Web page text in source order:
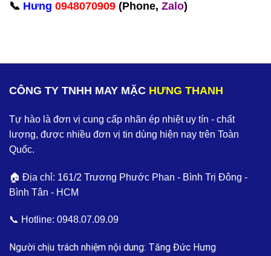
‪📞 Hưng 0948070909 (Phone, Zalo)‬
CÔNG TY TNHH MAY MẶC HƯNG THANH
Tự hào là đơn vị cung cấp nhãn ép nhiệt uy tín - chất
lượng, được nhiều đơn vị tin dùng hiện nay trên Toàn
Quốc.
🏠 Địa chỉ: 161/2 Trương Phước Phan - Bình Trị Đông -
Bình Tân - HCM
📞 Hotline: 0948.07.09.09
Người chịu trách nhiệm nội dung: Tăng Đức Hưng